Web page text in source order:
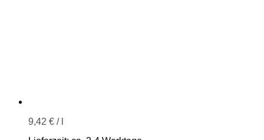
9,42 € /